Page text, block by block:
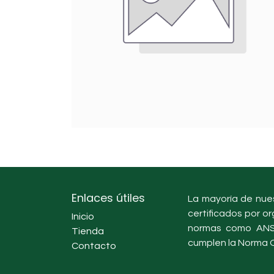
Enlaces útiles
Inicio
Tienda
Contacto
La mayoría de
certificados por
normas como
cumplen la Norma